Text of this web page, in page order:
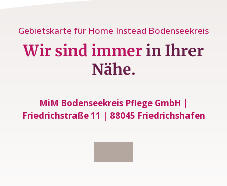
Gebietskarte für Home Instead Bodenseekreis
Wir sind immer in Ihrer
Nähe.
MiM Bodenseekreis Pflege GmbH |
Friedrichstraße 11 | 88045 Friedrichshafen